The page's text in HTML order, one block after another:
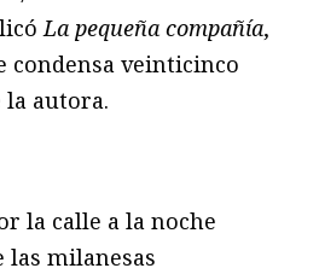
La pequeña compañía,
condensa veinticinco
la autora.
la calle a la noche
las milanesas